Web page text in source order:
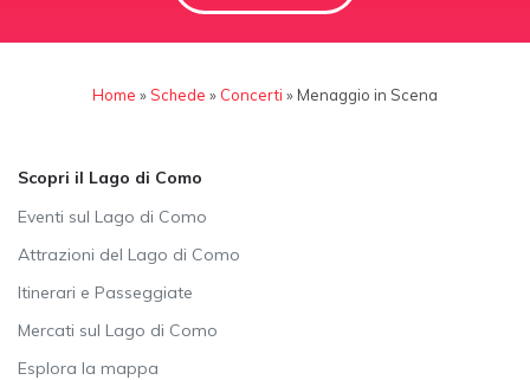
Home »Schede » Concerti » Menaggio in Scena
Scopri il Lago di Como
Eventi sul Lago di Como
Attrazioni del Lago di Como
Itinerari e Passeggiate
Mercati sul Lago di Como
Esplora la mappa